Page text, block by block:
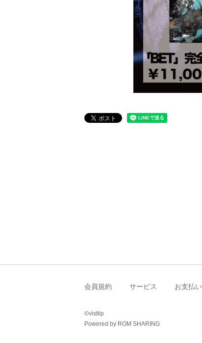
会員規約 サービス お支払い
©︎vistlip
Powered by ROM SHARING